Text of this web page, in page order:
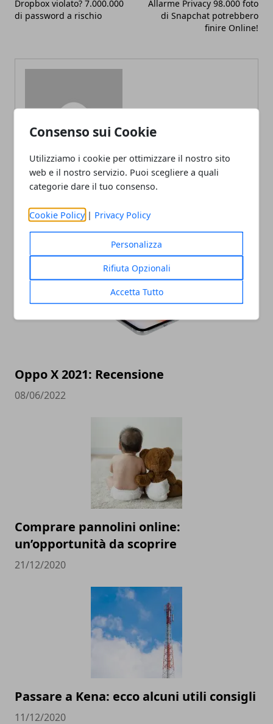
Consenso sui Cookie
Utilizziamo i cookie per ottimizzare il nostro sito
web e il nostro servizio. Puoi scegliere a quali
categorie dare il tuo consenso.
Cookie Policy | Privacy Policy
Personalizza
Rifiuta Opzionali
Accetta Tutto
Dropbox violato? 7.000.000
di password a rischio
Allarme Privacy 98.000 foto
di Snapchat potrebbero
finire Online!
Redazione
Oppo X 2021: Recensione
08/06/2022
Comprare pannolini online:
un’opportunità da scoprire
21/12/2020
Passare a Kena: ecco alcuni utili consigli
11/12/2020